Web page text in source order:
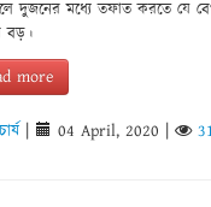
দুজনের মধ্যে তফাত করতে যে
বড়।
more
04 April, 2020